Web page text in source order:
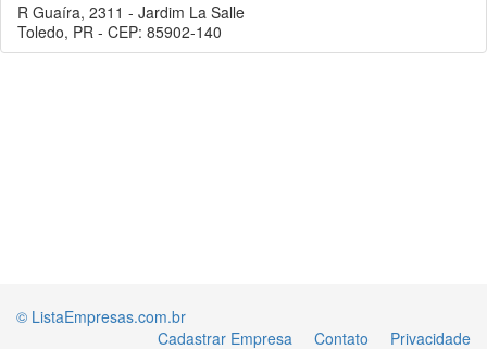
R Guaíra, 2311 - Jardim La Salle
Toledo, PR - CEP: 85902-140
© ListaEmpresas.com.br
Cadastrar Empresa
Contato Privacidade